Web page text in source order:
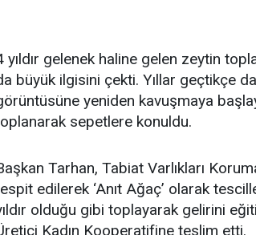
yıldır gelenek haline gelen zeytin
büyük ilgisini çekti. Yıllar geçtikçe
yeniden kavuşmaya
sepetlere konuldu.
Tarhan, Tabiat Varlıkları
edilerek ‘Anıt Ağaç’ olarak
olduğu gibi toplayarak gelirini
Kadın Kooperatifine teslim etti.